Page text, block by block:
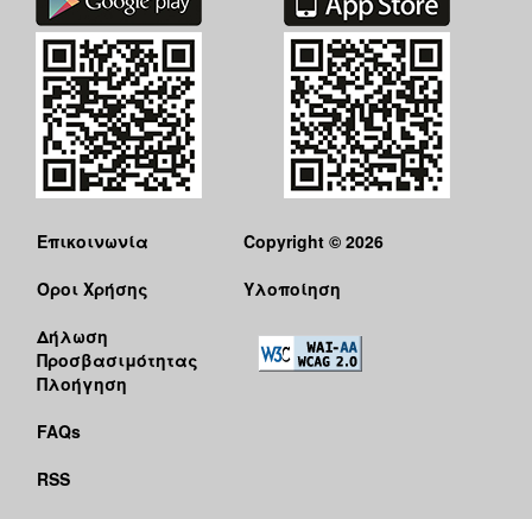
Επικοινωνία
Όροι Χρήσης
Δήλωση
Προσβασιμότητας
Πλοήγηση
FAQs
RSS
Copyright © 2026
Υλοποίηση